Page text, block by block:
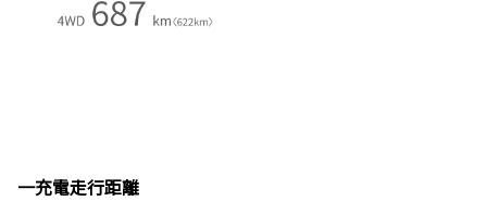
一充電走行距離